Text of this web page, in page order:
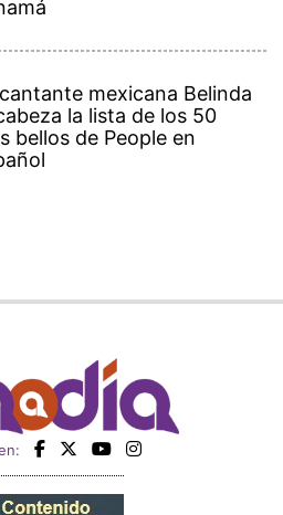
mexicana Belinda
la lista de los 50
bellos de People en